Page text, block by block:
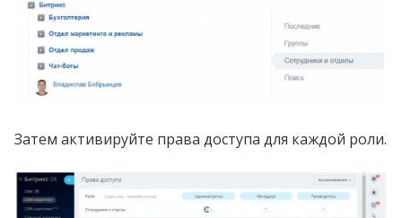
Затем активируйте права доступа для каждой роли.